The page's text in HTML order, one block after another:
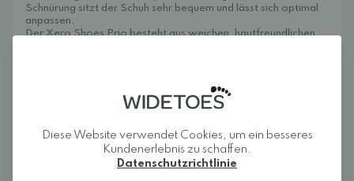
Schnürung sitzt der Schuh sehr bequem und lässt sich optimal
anpassen.
Der Xero Shoes Prio besteht aus weichen, hautfreundlichen
Einlegesohle sorgt für ein barfußähnliches Tragegefühl.
Rezensionen
Diese Website verwendet Cookies, um ein besseres
Kundenerlebnis zu schaffen.
Datenschutzrichtlinie